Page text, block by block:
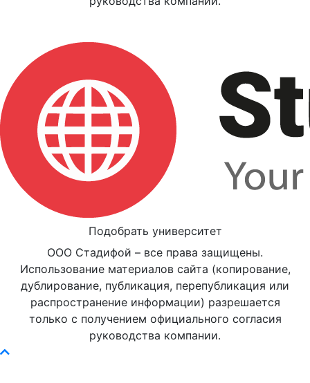
Подобрать университет
ООО Стадифой – все права защищены.
Использование материалов сайта (копирование,
дублирование, публикация, перепубликация или
распространение информации) разрешается
только с получением официального согласия
руководства компании.